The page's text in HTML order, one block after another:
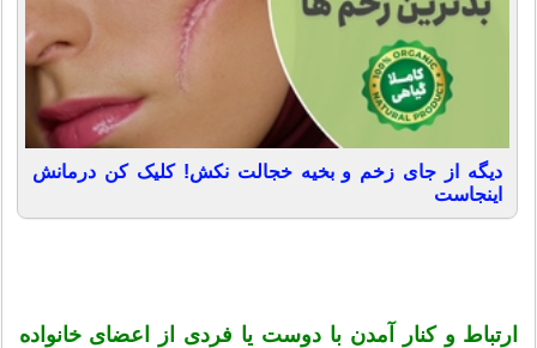
دیگه از جای زخم و بخیه خجالت نکش! کلیک کن درمانش
اینجاست
ارتباط و کنار آمدن با دوست یا فردی از اعضای خانواده